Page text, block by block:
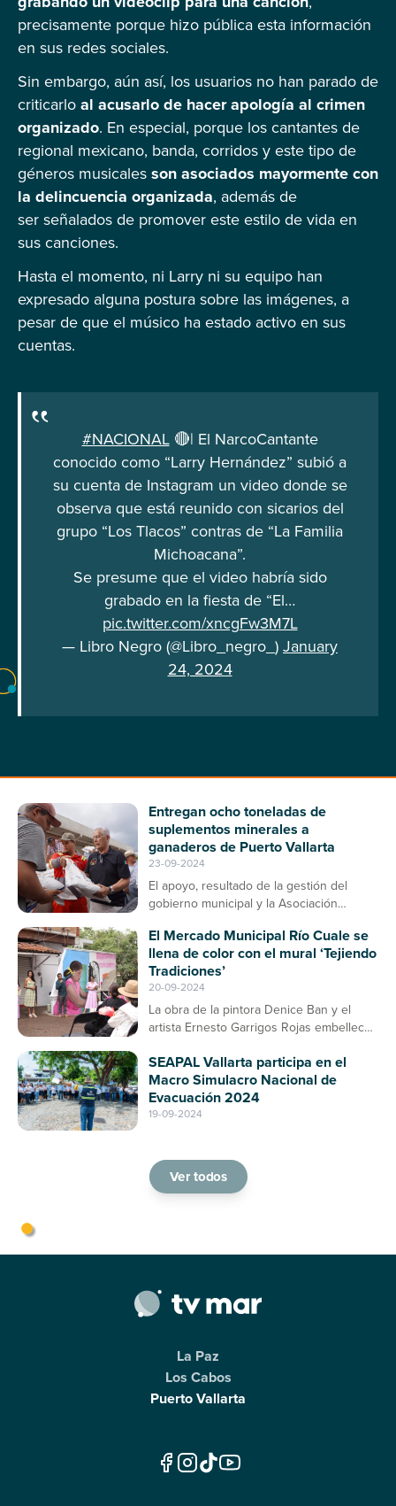
precisamente porque hizo pública esta información
en sus redes sociales.
Sin embargo, aún así, los usuarios no han parado de
criticarloal acusarlo de hacer apología al crimen
organizado. En especial, porque los cantantes de
regional mexicano, banda, corridos y este tipo de
géneros musicalesson asociados mayormente con
la delincuencia organizada, además de
serseñalados de promover este estilo de vida en
sus canciones.
Hasta el momento, ni Larry ni su equipo han
expresado alguna postura sobre las imágenes, a
pesar de que el músico ha estado activo en sus
cuentas.
#NACIONAL🔴| El NarcoCantante
conocido como “Larry Hernández” subió a
su cuenta de Instagram un video donde se
observa que está reunido con sicarios del
grupo “Los Tlacos” contras de “La Familia
Michoacana”.
Se presume que el video habría sido
grabado en la fiesta de “El…
pic.twitter.com/xncgFw3M7L
— Libro Negro (@Libro_negro_)January
24, 2024
Entregan ocho toneladas de
suplementos minerales a
ganaderos de Puerto Vallarta
23-09-2024
El apoyo, resultado de la gestión del
gobierno municipal y la Asociación
enfermedades en el ganado bovino
El Mercado Municipal Río Cuale se
llena de color con el mural ‘Tejiendo
Tradiciones’
20-09-2024
La obra de la pintora Denice Ban y el
artista Ernesto Garrigos Rojas embellece
como un espacio de arte y cultura en
Puerto Vallarta
SEAPAL Vallarta participa en el
Macro Simulacro Nacional de
Evacuación 2024
19-09-2024
Ver todos
La Paz
Los Cabos
Puerto Vallarta